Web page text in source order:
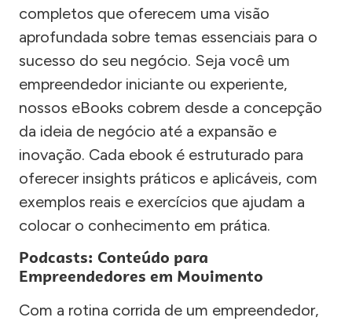
completos que oferecem uma visão
aprofundada sobre temas essenciais para o
sucesso do seu negócio. Seja você um
empreendedor iniciante ou experiente,
nossos eBooks cobrem desde a concepção
da ideia de negócio até a expansão e
inovação. Cada ebook é estruturado para
oferecer insights práticos e aplicáveis, com
exemplos reais e exercícios que ajudam a
colocar o conhecimento em prática.
Podcasts: Conteúdo para
Empreendedores em Movimento
Com a rotina corrida de um empreendedor,